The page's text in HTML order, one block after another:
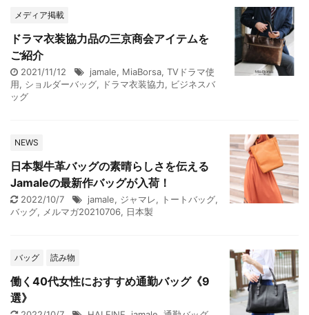
メディア掲載
ドラマ衣装協力品の三京商会アイテムを
ご紹介
2021/11/12 jamale, MiaBorsa, TVドラマ使
用, ショルダーバッグ, ドラマ衣装協力, ビジネスバ
ッグ
NEWS
日本製牛革バッグの素晴らしさを伝える
Jamaleの最新作バッグが入荷！
2022/10/7 jamale, ジャマレ, トートバッグ,
バッグ, メルマガ20210706, 日本製
バッグ 読み物
働く40代女性におすすめ通勤バッグ《9
選》